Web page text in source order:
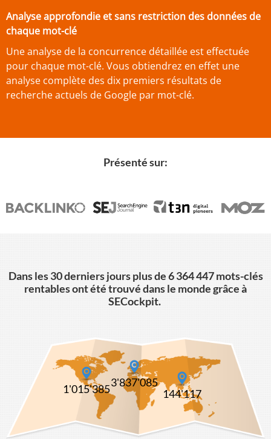
Analyse approfondie et sans restriction des données de
chaque mot-clé
Une analyse de la concurrence détaillée est effectuée
pour chaque mot-clé. Vous obtiendrez en effet une
analyse complète des dix premiers résultats de
recherche actuels de Google par mot-clé.
Présenté sur:
Dans les 30 derniers jours plus de6 364 447 mots-clés
rentables ont été trouvé dans le monde grâce à
SECockpit.
1'015'3853'837'085
144'117